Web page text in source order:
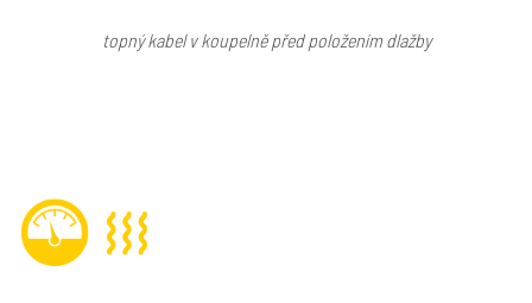
topný kabel v koupelně před položením dlažby